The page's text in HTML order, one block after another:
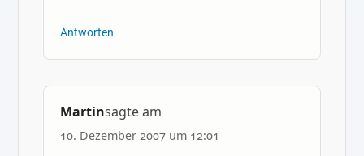
Antworten
Martinsagte am
10. Dezember 2007 um 12:01